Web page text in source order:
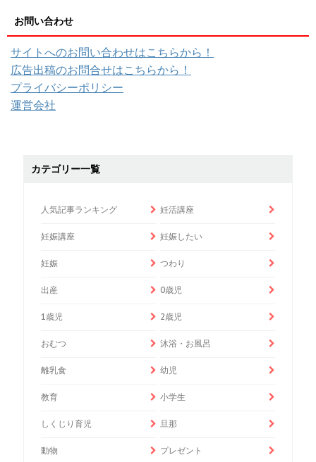
お問い合わせ
サイトへのお問い合わせはこちらから！
広告出稿のお問合せはこちらから！
プライバシーポリシー
運営会社
カテゴリー一覧
人気記事ランキング 妊活講座
妊娠講座 妊娠したい
妊娠 つわり
出産 0歳児
1歳児 2歳児
おむつ 沐浴・お風呂
離乳食 幼児
教育 小学生
しくじり育児 旦那
動物 プレゼント